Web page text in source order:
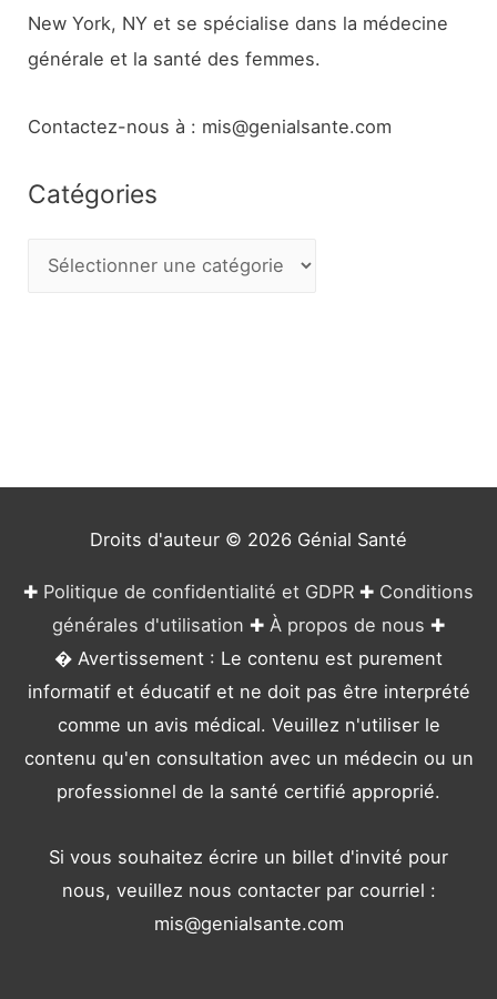
New York, NY et se spécialise dans la médecine
générale et la santé des femmes.
Contactez-nous à : mis@genialsante.com
Catégories
Droits d'auteur © 2026 Génial Santé
✚ Politique de confidentialité et GDPR ✚ Conditions
générales d'utilisation ✚ À propos de nous ✚
� Avertissement : Le contenu est purement
informatif et éducatif et ne doit pas être interprété
comme un avis médical. Veuillez n'utiliser le
contenu qu'en consultation avec un médecin ou un
professionnel de la santé certifié approprié.
Si vous souhaitez écrire un billet d'invité pour
nous, veuillez nous contacter par courriel :
mis@genialsante.com